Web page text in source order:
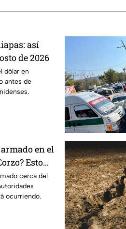
así
de 2026
dólar en
antes de
en el
Esto
cerca del
ocurriendo.